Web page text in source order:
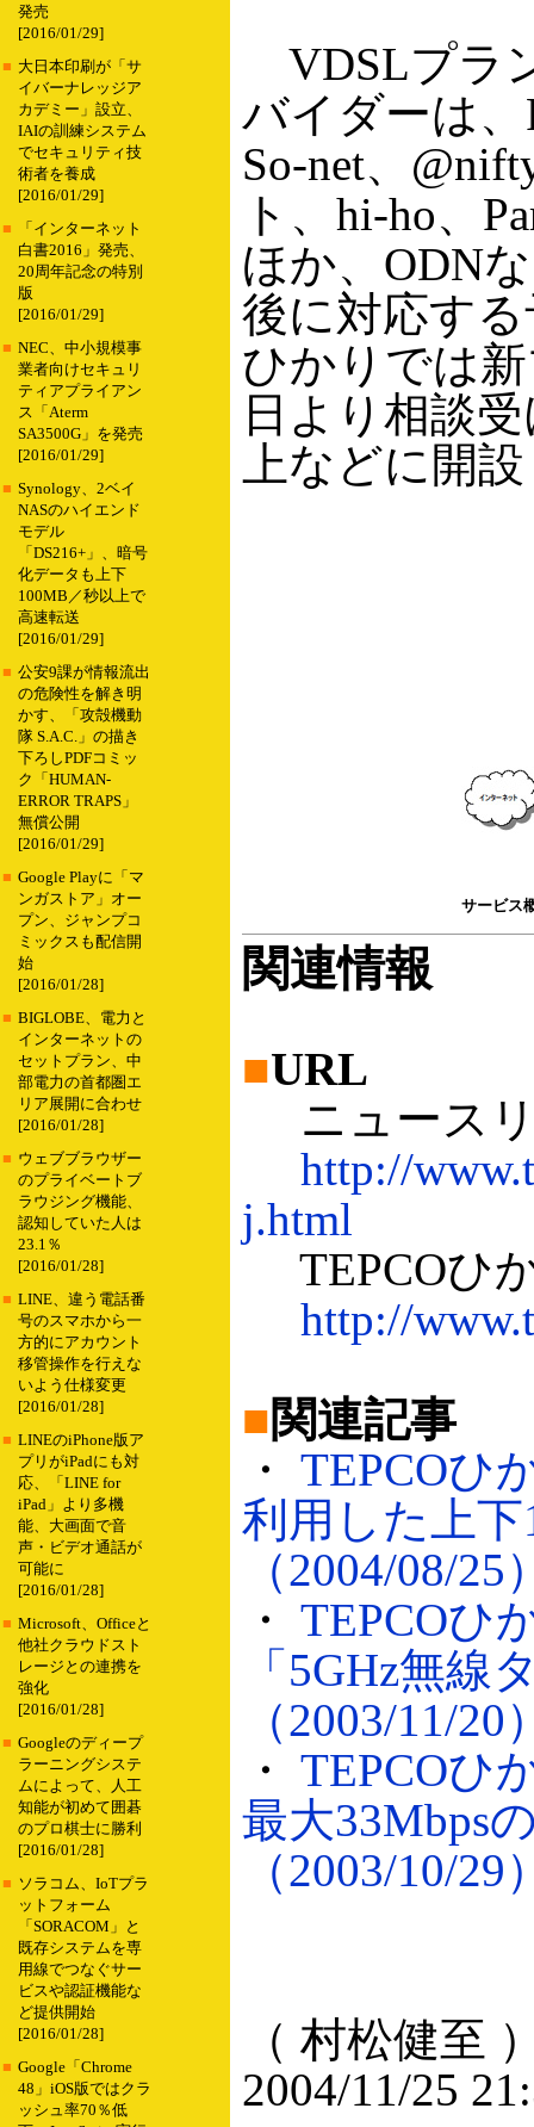
発売
[2016/01/29]
■ 大日本印刷が「サ
イバーナレッジア
カデミー」設立、
IAIの訓練システム
でセキュリティ技
術者を養成
[2016/01/29]
■
「インターネット
白書2016」発売、
20周年記念の特別
版
[2016/01/29]
■ NEC、中小規模事
業者向けセキュリ
ティアプライアン
ス「Aterm
SA3500G」を発売
[2016/01/29]
■ Synology、2ベイ
NASのハイエンド
モデル
「DS216+」、暗号
化データも上下
100MB／秒以上で
高速転送
[2016/01/29]
■ 公安9課が情報流出
の危険性を解き明
かす、「攻殻機動
隊 S.A.C.」の描き
下ろしPDFコミッ
ク「HUMAN-
ERROR TRAPS」
無償公開
[2016/01/29]
■ Google Playに「マ
ンガストア」オー
プン、ジャンプコ
ミックスも配信開
始
[2016/01/28]
■ BIGLOBE、電力と
インターネットの
セットプラン、中
部電力の首都圏エ
リア展開に合わせ
[2016/01/28]
■ ウェブブラウザー
のプライベートブ
ラウジング機能、
認知していた人は
23.1％
[2016/01/28]
■ LINE、違う電話番
号のスマホから一
方的にアカウント
移管操作を行えな
いよう仕様変更
[2016/01/28]
■ LINEのiPhone版ア
プリがiPadにも対
応、「LINE for
iPad」より多機
能、大画面で音
声・ビデオ通話が
可能に
[2016/01/28]
■ Microsoft、Officeと
他社クラウドスト
レージとの連携を
強化
[2016/01/28]
■ Googleのディープ
ラーニングシステ
ムによって、人工
知能が初めて囲碁
のプロ棋士に勝利
[2016/01/28]
■ ソラコム、IoTプラ
ットフォーム
「SORACOM」と
既存システムを専
用線でつなぐサー
ビスや認証機能な
ど提供開始
[2016/01/28]
■ Google「Chrome
48」iOS版ではクラ
ッシュ率70％低
VDSLプラ
バイダーは、
So-net、
ト、hi-ho、
ほか、ODN
後に対応す
ひかりでは
日より相談
上などに開
サービス
関連情報
■URL
ニュース
http://
j.html
TEPCOひ
http://
■関連記事
・ TEPCOひ
利用した上
（2004/08/25
・ TEPCOひ
「5GHz無線
（2003/11/20
・ TEPCOひ
最大33Mbps
（2003/10/29
（ 村松健至
2004/11/25